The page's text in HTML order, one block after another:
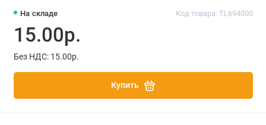
На складе Код товара: TL694000
15.00р.
Без НДС: 15.00р.
Купить